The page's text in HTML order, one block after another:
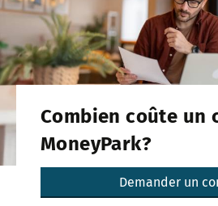
Combien coûte un
MoneyPark?
Demander un